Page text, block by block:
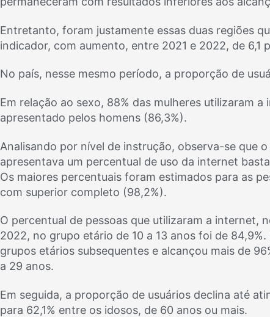
Entretanto, foram justamente essas duas regiões
indicador, com aumento, entre 2021 e 2022, de
No país, nesse mesmo período, a proporção de
Em relação ao sexo, 88% das mulheres utilizaram
apresentado pelos homens (86,3%).
Analisando por nível de instrução, observa-se que
apresentava um percentual de uso da internet
Os maiores percentuais foram estimados para as
com superior completo (98,2%).
O percentual de pessoas que utilizaram a internet,
2022, no grupo etário de 10 a 13 anos foi de
grupos etários subsequentes e alcançou mais de
a 29 anos.
Em seguida, a proporção de usuários declina até
para 62,1% entre os idosos, de 60 anos ou mais.